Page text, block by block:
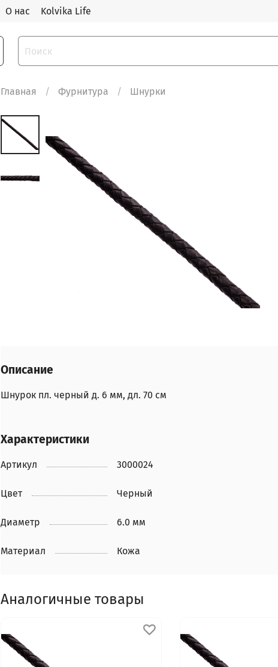
О нас Kolvika Life
Главная Фурнитура Шнурки
Описание
Шнурок пл. черный д. 6 мм, дл. 70 см
Характеристики
Артикул 3000024
Цвет Черный
Диаметр 6.0 мм
Материал Кожа
Аналогичные товары